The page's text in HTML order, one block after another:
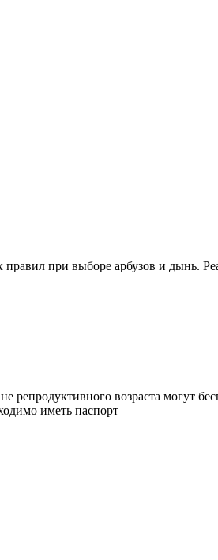
при выборе арбузов и дынь.
возраста могут
иметь паспорт